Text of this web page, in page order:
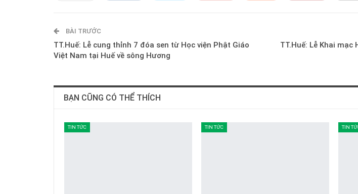
BÀI TRƯỚC
TT.Huế: Lễ cung thỉnh 7 đóa sen từ Học viện Phật Giáo
Việt Nam tại Huế về sông Hương
TT.Huế: Lễ Khai
BẠN CŨNG CÓ THỂ THÍCH
TIN TỨC TIN TỨC TIN